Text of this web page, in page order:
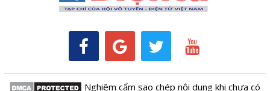
Nghiêm cấm sao chép nội dung khi chưa có